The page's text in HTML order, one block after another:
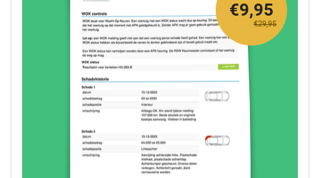
€29,95
€9,95